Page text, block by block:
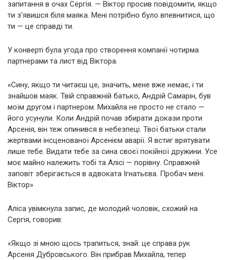
запитання в очах Сергія. — Віктор просив повідомити, якщо
ти з’явишся біля маяка. Мені потрібно було впевнитися, що
ти — це справді ти.
У конверті була угода про створення компанії чотирма
партнерами та лист від Віктора.
«Сину, якщо ти читаєш це, значить, мене вже немає, і ти
знайшов маяк. Твій справжній батько, Андрій Самарін, був
моїм другом і партнером. Михайла не просто не стало —
його усунули. Коли Андрій почав збирати докази проти
Арсенія, він теж опинився в небезпеці. Твої батьки стали
жертвами інсценованої Арсенієм аварії. Я встиг врятувати
лише тебе. Видати тебе за сина своєї покійної дружини. Усе
моє майно належить тобі та Алісі — порівну. Справжній
заповіт зберігається в адвоката Ігнатьєва. Пробач мені.
Віктор»
Аліса увімкнула запис, де молодий чоловік, схожий на
Сергія, говорив:
«Якщо зі мною щось трапиться, знай: це справа рук
Арсенія Дубровського. Він прибрав Михайла, тепер